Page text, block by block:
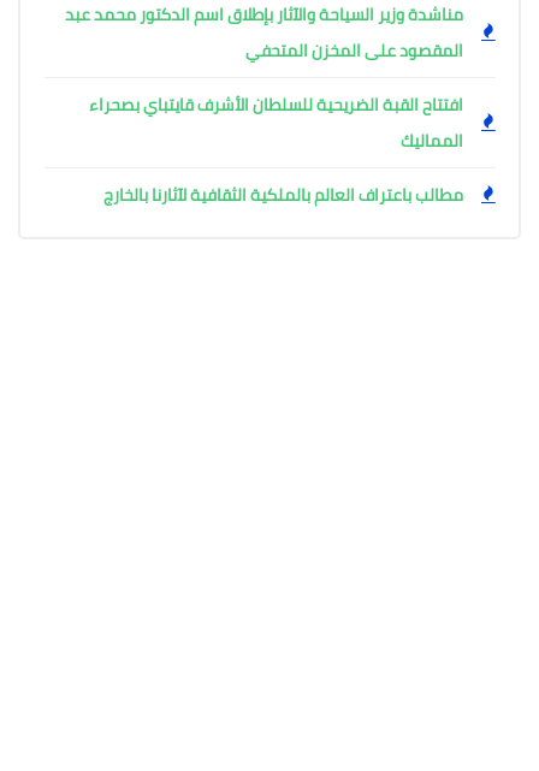
مناشدة وزير السياحة والآثار بإطلاق اسم الدكتور محمد عبد
المقصود على المخزن المتحفي
افتتاح القبة الضريحية للسلطان الأشرف قايتباي بصحراء
المماليك
مطالب باعتراف العالم بالملكية الثقافية لآثارنا بالخارج